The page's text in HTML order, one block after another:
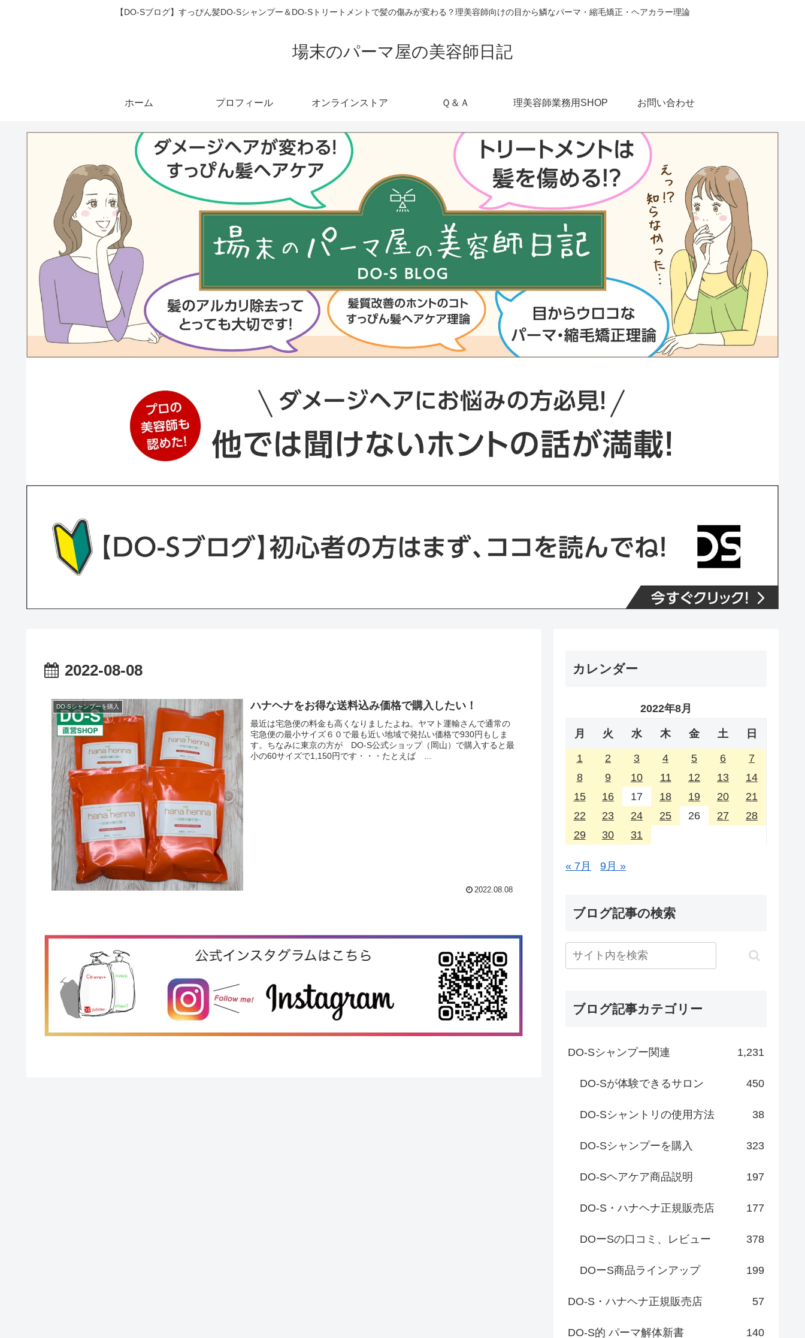
【DO-Sブログ】すっぴん髪DO-Sシャンプー＆DO-Sトリートメントで髪の傷みが変わる？理美容師向けの目から鱗なパーマ・縮毛矯正・ヘアカラー理論
場末のパーマ屋の美容師日記
ホーム プロフィール オンラインストア Ｑ＆Ａ 理美容師業務用SHOP お問い合わせ
2022-08-08
DO-Sシャンプーを購入 ハナヘナをお得な送料込み価格で購入したい！
最近は宅急便の料金も高くなりましたよね。ヤマト運輸さんで通常の
宅急便の最小サイズ６０で最も近い地域で発払い価格で930円もしま
す。ちなみに東京の方が DO-S公式ショップ（岡山）で購入すると最
小の60サイズで1,150円です・・・たとえば ...
2022.08.08
カレンダー
2022年8月
月 火 水 木 金 土 日
1 2 3 4 5 6
7
8
9 10 11 12 13
14
15
16 17 18 19 20
21
22
23 24 25 26 27
28
29
30 31
« 7月 9月 »
ブログ記事の検索
ブログ記事カテゴリー
DO-Sシャンプー関連 1,231
DO-Sが体験できるサロン 450
DO-Sシャントリの使用方法 38
DO-Sシャンプーを購入 323
DO-Sヘアケア商品説明 197
DO-S・ハナヘナ正規販売店 177
DOーSの口コミ、レビュー 378
DOーS商品ラインアップ 199
DO-S・ハナヘナ正規販売店 57
DO-S的 パーマ解体新書 140